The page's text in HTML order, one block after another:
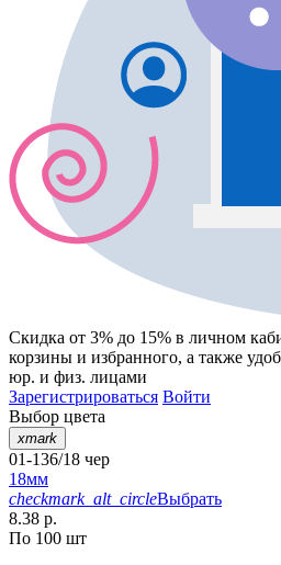
Скидка от 3% до 15% в личном
корзины и избранного, а также
юр. и физ. лицами
Зарегистрироваться Войти
Выбор цвета
xmark
01-136/18 чер
18мм
checkmark_alt_circleВыбрать
8.38 р.
По 100 шт